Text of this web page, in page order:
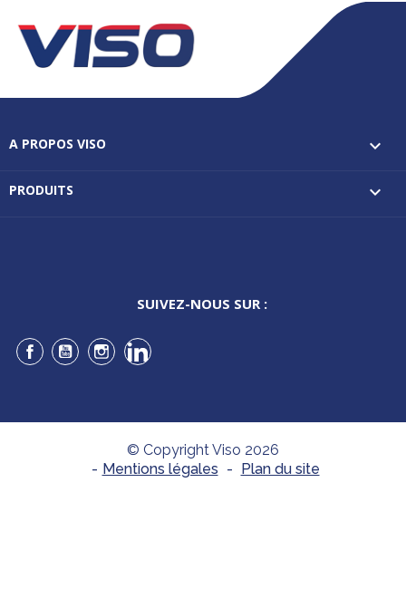
A PROPOS VISO 
PRODUITS 
SUIVEZ-NOUS SUR :
Facebook
YouTubeInstagramLinkedIn
© Copyright Viso 2026
- Mentions légales - Plan du site